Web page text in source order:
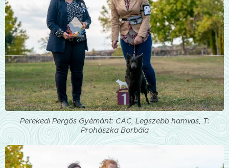
Perekedi Pergős Gyémánt: CAC, Legszebb hamvas, T:
Prohászka Borbála